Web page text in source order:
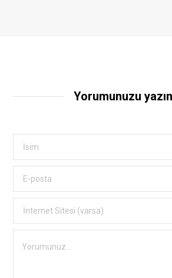
Yorumunuzu